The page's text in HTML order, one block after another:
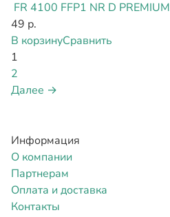
FR 4100 FFP1 NR D PREMIUM
49 р.
В корзинуСравнить
1
2
Далее →
Информация
О компании
Партнерам
Оплата и доставка
Контакты